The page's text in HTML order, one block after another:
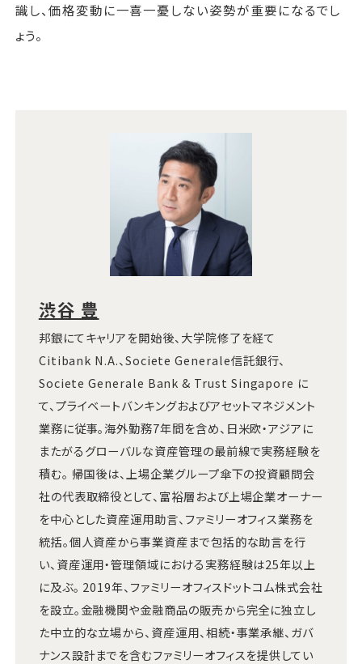
識し、価格変動に一喜一憂しない姿勢が重要になるでし
ょう。
渋谷 豊
邦銀にてキャリアを開始後、大学院修了を経て
Citibank N.A.、Societe Generale信託銀行、
Societe Generale Bank & Trust Singapore に
て、プライベートバンキングおよびアセットマネジメント
業務に従事。海外勤務7年間を含め、日米欧・アジアに
またがるグローバルな資産管理の最前線で実務経験を
積む。 帰国後は、上場企業グループ傘下の投資顧問会
社の代表取締役として、富裕層および上場企業オーナー
を中心とした資産運用助言、ファミリーオフィス業務を
統括。個人資産から事業資産まで包括的な助言を行
い、資産運用・管理領域における実務経験は25年以上
に及ぶ。 2019年、ファミリーオフィスドットコム株式会社
を設立。金融機関や金融商品の販売から完全に独立し
た中立的な立場から、資産運用、相続・事業承継、ガバ
ナンス設計までを含むファミリーオフィスを提供してい